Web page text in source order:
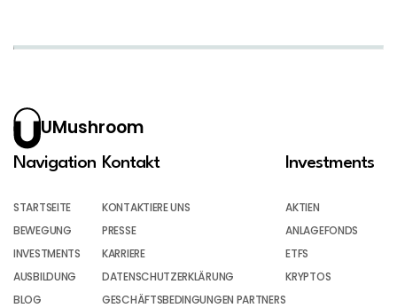
UMushroom
Navigation
STARTSEITE
BEWEGUNG
INVESTMENTS
AUSBILDUNG
BLOG
Kontakt
KONTAKTIERE UNS
PRESSE
KARRIERE
DATENSCHUTZERKLÄRUNG
GESCHÄFTSBEDINGUNGEN PARTNERS
Investments
AKTIEN
ANLAGEFONDS
ETFS
KRYPTOS